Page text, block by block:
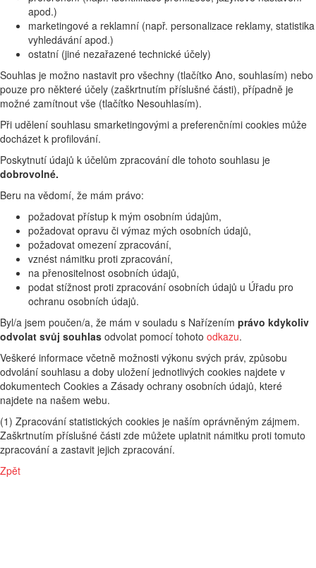
apod.)
marketingové a reklamní (např. personalizace reklamy, statistika
vyhledávání apod.)
ostatní (jiné nezařazené technické účely)
Souhlas je možno nastavit pro všechny (tlačítko Ano, souhlasím) nebo
pouze pro některé účely (zaškrtnutím příslušné části), případně je
možné zamítnout vše (tlačítko Nesouhlasím).
Při udělení souhlasu smarketingovými a preferenčními cookies může
docházet k profilování.
Poskytnutí údajů k účelům zpracování dle tohoto souhlasu je
dobrovolné.
Beru na vědomí, že mám právo:
požadovat přístup k mým osobním údajům,
požadovat opravu či výmaz mých osobních údajů,
požadovat omezení zpracování,
vznést námitku proti zpracování,
na přenositelnost osobních údajů,
podat stížnost proti zpracování osobních údajů u Úřadu pro
ochranu osobních údajů.
Byl/a jsem poučen/a, že mám v souladu s Nařízením právo kdykoliv
odvolat svůj souhlas odvolat pomocí tohoto odkazu.
Veškeré informace včetně možnosti výkonu svých práv, způsobu
odvolání souhlasu a doby uložení jednotlivých cookies najdete v
dokumentech Cookies a Zásady ochrany osobních údajů, které
najdete na našem webu.
(1) Zpracování statistických cookies je naším oprávněným zájmem.
Zaškrtnutím příslušné části zde můžete uplatnit námitku proti tomuto
zpracování a zastavit jejich zpracování.
Zpět